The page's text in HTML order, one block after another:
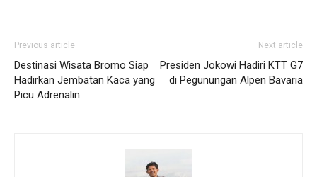
Previous article
Destinasi Wisata Bromo Siap
Hadirkan Jembatan Kaca yang
Picu Adrenalin
Next article
Presiden Jokowi Hadiri KTT G7
di Pegunungan Alpen Bavaria